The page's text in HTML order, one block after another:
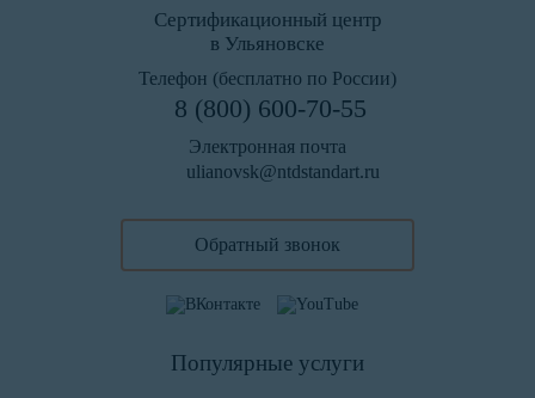
Сертификационный центр
в Ульяновске
Телефон (бесплатно по России)
8 (800) 600-70-55
Электронная почта
ulianovsk@ntdstandart.ru
Обратный звонок
Популярные услуги